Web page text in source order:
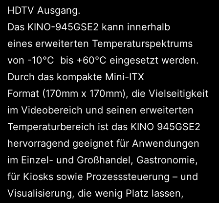
HDTV Ausgang.
Das KINO-945GSE2 kann innerhalb
eines erweiterten Temperaturspektrums
von -10°C bis +60°C eingesetzt werden.
Durch das kompakte Mini-ITX
Format (170mm x 170mm), die Vielseitigkeit
im Videobereich und seinen erweiterten
Temperaturbereich ist das KINO 945GSE2
hervorragend geeignet für Anwendungen
im Einzel- und Großhandel, Gastronomie,
für Kiosks sowie Prozesssteuerung – und
Visualisierung, die wenig Platz lassen,